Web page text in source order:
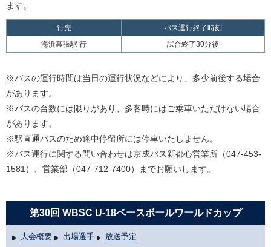
ます。
行先
バス運行終了時刻
海浜幕張駅 行
試合終了30分後
※バスの運行時間は当日の運行状況などにより、多少前後する場合
があります。
※バスの台数には限りがあり、多客時にはご乗車いただけない場合
があります。
※駅直通バスのため途中停留所には停車いたしません。
※バス運行に関する問い合わせは京成バス新都心営業所（047-453-
1581）、営業部（047-712-7400）までお願いします。
第30回 WBSC U-18ベースボールワールドカップ
大会概要 出場選手 放送予定